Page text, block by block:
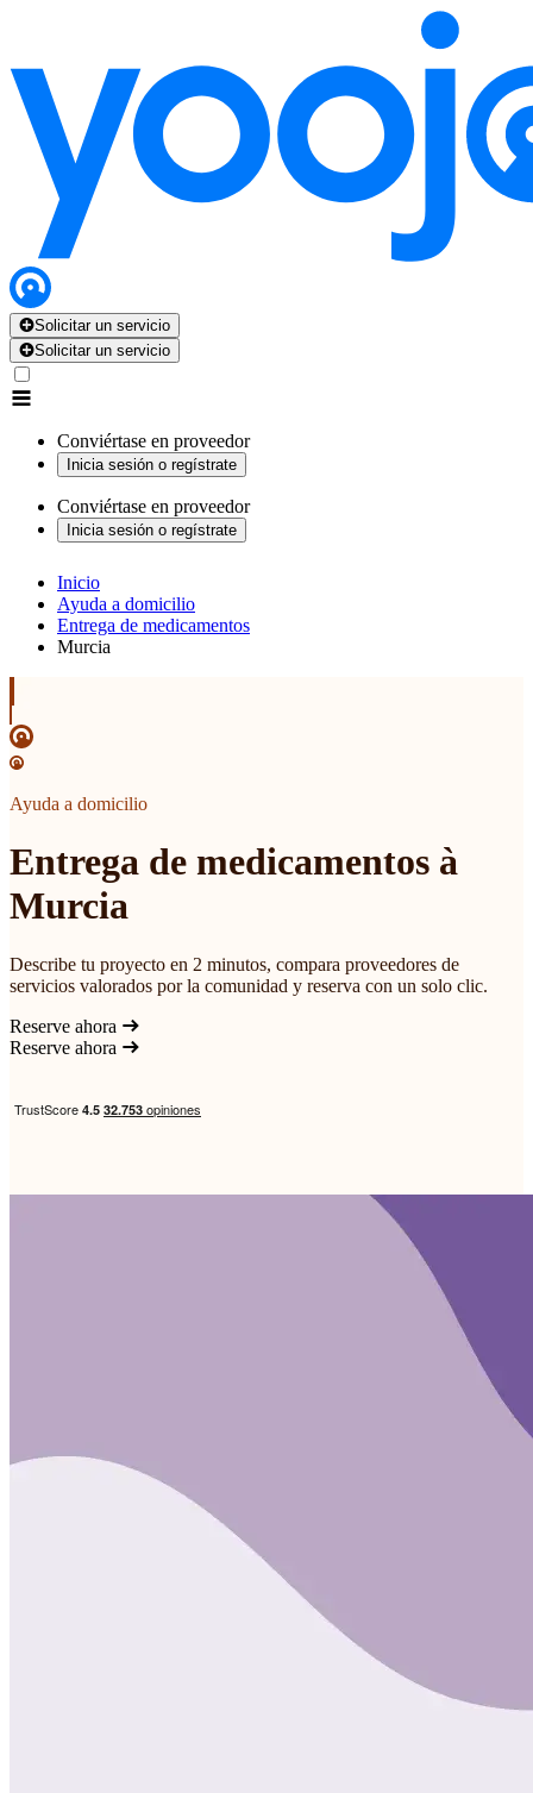
Solicitar un servicio
Solicitar un servicio
Conviértase en proveedor
Inicia sesión o regístrate
Conviértase en proveedor
Inicia sesión o regístrate
Inicio
Ayuda a domicilio
Entrega de medicamentos
Murcia
Ayuda a domicilio
Entrega de medicamentos à
Murcia
Describe tu proyecto en 2 minutos, compara proveedores de
servicios valorados por la comunidad y reserva con un solo clic.
Reserve ahora
Reserve ahora